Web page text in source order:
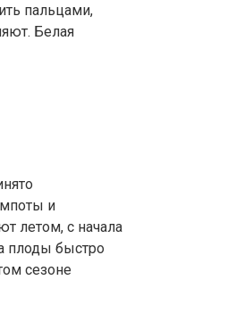
пальцами,
Белая
и
летом, с начала
плоды быстро
сезоне